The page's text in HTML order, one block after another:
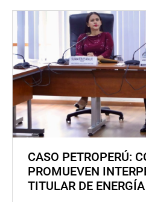
CASO PETROPERÚ:
PROMUEVEN
TITULAR DE